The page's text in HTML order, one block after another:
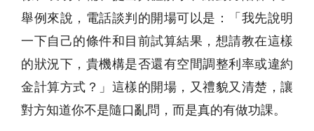
舉例來說，電話談判的開場可以是：「我先說明
一下自己的條件和目前試算結果，想請教在這樣
的狀況下，貴機構是否還有空間調整利率或違約
金計算方式？」這樣的開場，又禮貌又清楚，讓
對方知道你不是隨口亂問，而是真的有做功課。